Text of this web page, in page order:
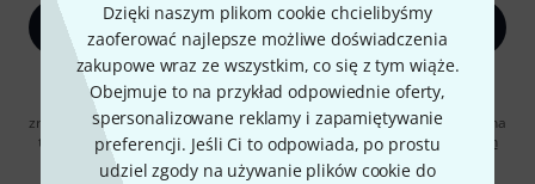
Dzięki naszym plikom cookie chcielibyśmy
zaoferować najlepsze możliwe doświadczenia
zakupowe wraz ze wszystkim, co się z tym wiąże.
Obejmuje to na przykład odpowiednie oferty,
spersonalizowane reklamy i zapamiętywanie
preferencji. Jeśli Ci to odpowiada, po prostu
udziel zgody na używanie plików cookie do
Zapisz się teraz
Klikając na „Zapisz się teraz”, wyrażasz zgodę na otrzymywanie
materialów reklamowych przesyłanych drogą elektroniczną. Możesz
zrezygnować z subskrypcji w dowolnym momencie. Więcej informacji na
temat newslettera można znaleźć w naszychwytycznych dotyczących
ochrony danych ososbowych